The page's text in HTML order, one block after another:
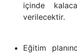
içinde
verilecektir.
Eğitim